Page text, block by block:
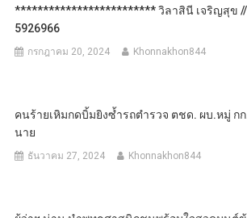
************************* วิลาสินี เจริญสุข //
5926966
กรกฎาคม 20, 2024 Khonnakhon844
คนร้ายเหิมกดบิ้มยิงซ้ำรถตำรวจ ตชด. ผบ.หมู่ ก
นาย
ธันวาคม 27, 2024 Khonnakhon844